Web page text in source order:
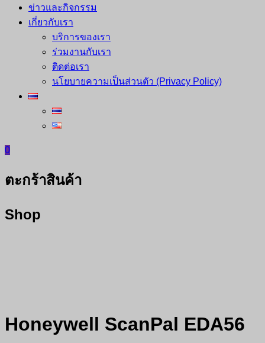
ข่าวและกิจกรรม
เกี่ยวกับเรา
บริการของเรา
ร่วมงานกับเรา
ติดต่อเรา
นโยบายความเป็นส่วนตัว (Privacy Policy)
0
ตะกร้าสินค้า
Shop
Honeywell ScanPal EDA56